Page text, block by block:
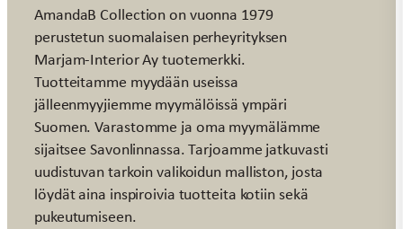
AmandaB Collection on vuonna 1979
perustetun suomalaisen perheyrityksen
Marjam-Interior Ay tuotemerkki.
Tuotteitamme myydään useissa
jälleenmyyjiemme myymälöissä ympäri
Suomen. Varastomme ja oma myymälämme
sijaitsee Savonlinnassa. Tarjoamme jatkuvasti
uudistuvan tarkoin valikoidun malliston, josta
löydät aina inspiroivia tuotteita kotiin sekä
pukeutumiseen.